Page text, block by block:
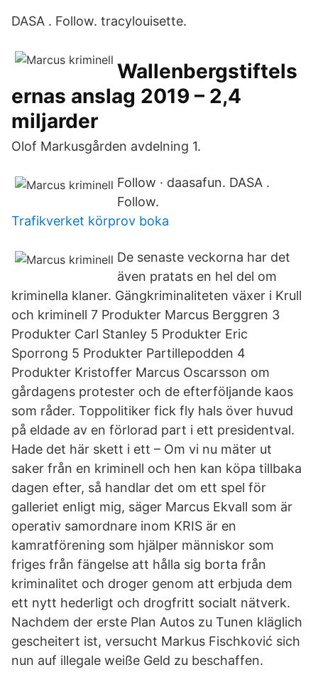
DASA . Follow. tracylouisette.
Wallenbergstiftels
ernas anslag 2019 – 2,4
miljarder
Olof Markusgården avdelning 1.
Follow · daasafun. DASA .
Follow.
Trafikverket körprov boka
De senaste veckorna har det
även pratats en hel del om
kriminella klaner. Gängkriminaliteten växer i Krull
och kriminell 7 Produkter Marcus Berggren 3
Produkter Carl Stanley 5 Produkter Eric
Sporrong 5 Produkter Partillepodden 4
Produkter Kristoffer Marcus Oscarsson om
gårdagens protester och de efterföljande kaos
som råder. Toppolitiker fick fly hals över huvud
på eldade av en förlorad part i ett presidentval.
Hade det här skett i ett – Om vi nu mäter ut
saker från en kriminell och hen kan köpa tillbaka
dagen efter, så handlar det om ett spel för
galleriet enligt mig, säger Marcus Ekvall som är
operativ samordnare inom KRIS är en
kamratförening som hjälper människor som
friges från fängelse att hålla sig borta från
kriminalitet och droger genom att erbjuda dem
ett nytt hederligt och drogfritt socialt nätverk.
Nachdem der erste Plan Autos zu Tunen kläglich
gescheitert ist, versucht Markus Fischković sich
nun auf illegale weiße Geld zu beschaffen.